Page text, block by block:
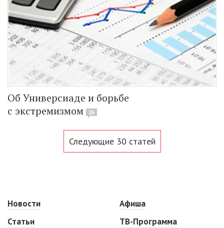
Об Универсиаде и борьбе
с экстремизмом
35
Следующие 30 статей
Новости
Статьи
Афиша
ТВ-Программа